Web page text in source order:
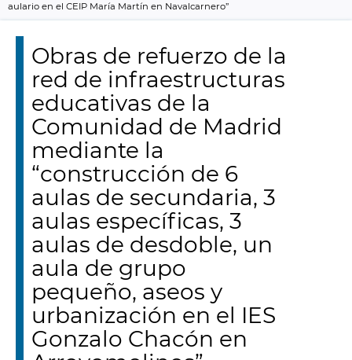
aulario en el CEIP María Martín en Navalcarnero”
Obras de refuerzo de la
red de infraestructuras
educativas de la
Comunidad de Madrid
mediante la
“construcción de 6
aulas de secundaria, 3
aulas específicas, 3
aulas de desdoble, un
aula de grupo
pequeño, aseos y
urbanización en el IES
Gonzalo Chacón en